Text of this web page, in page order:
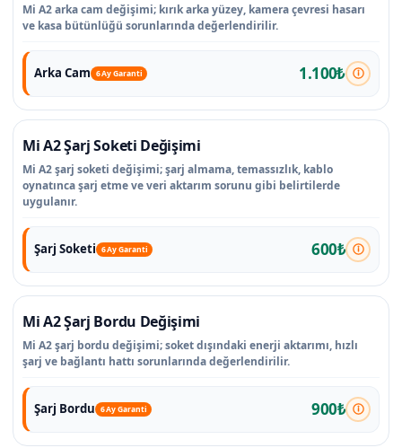
Mi A2 arka cam değişimi; kırık arka yüzey, kamera çevresi hasarı
ve kasa bütünlüğü sorunlarında değerlendirilir.
Arka Cam 6 Ay Garanti 1.100₺
Mi A2 Şarj Soketi Değişimi
Mi A2 şarj soketi değişimi; şarj almama, temassızlık, kablo
oynatınca şarj etme ve veri aktarım sorunu gibi belirtilerde
uygulanır.
Şarj Soketi 6 Ay Garanti 600₺
Mi A2 Şarj Bordu Değişimi
Mi A2 şarj bordu değişimi; soket dışındaki enerji aktarımı, hızlı
şarj ve bağlantı hattı sorunlarında değerlendirilir.
Şarj Bordu 6 Ay Garanti 900₺